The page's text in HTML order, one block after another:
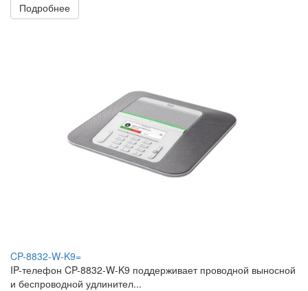
Подробнее
CP-8832-W-K9=
IP-телефон CP-8832-W-K9 поддерживает проводной выносной
и беспроводной удлинител...